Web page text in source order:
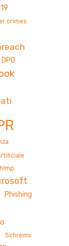
crimes
DPO
Phishing
Schrems